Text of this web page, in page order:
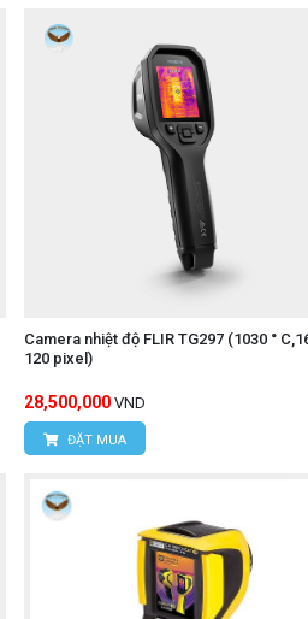
Camera nhiệt độ FLIR TG297 (1030 °
120 pixel)
28,500,000 VND
ĐẶT MUA